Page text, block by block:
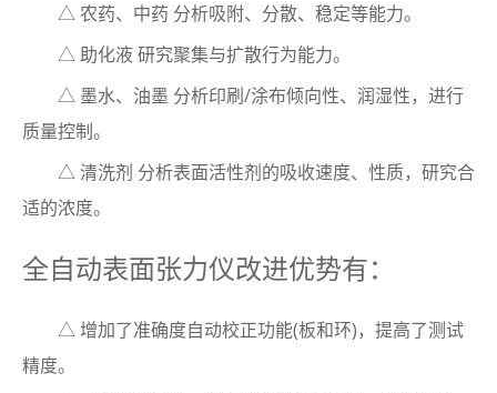
△ 农药、中药 分析吸附、分散、稳定等能力。
△ 助化液 研究聚集与扩散行为能力。
△ 墨水、油墨 分析印刷/涂布倾向性、润湿性，进行
质量控制。
△ 清洗剂 分析表面活性剂的吸收速度、性质，研究合
适的浓度。
全自动表面张力仪改进优势有：
△ 增加了准确度自动校正功能(板和环)，提高了测试
精度。